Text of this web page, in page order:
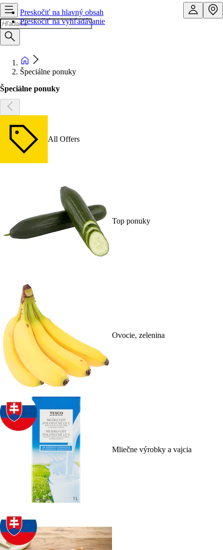
Preskočiť na hlavný obsah
Preskočiť na vyhľadávanie
Špeciálne ponuky
Špeciálne ponuky
All Offers
Top ponuky
Ovocie, zelenina
Mliečne výrobky a vajcia